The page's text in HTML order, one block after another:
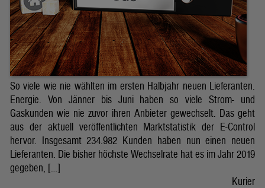
So viele wie nie wählten im ersten Halbjahr neuen Lieferanten.
Energie. Von Jänner bis Juni haben so viele Strom- und
Gaskunden wie nie zuvor ihren Anbieter gewechselt. Das geht
aus der aktuell veröffentlichten Marktstatistik der E-Control
hervor. Insgesamt 234.982 Kunden haben nun einen neuen
Lieferanten. Die bisher höchste Wechselrate hat es im Jahr 2019
gegeben, […]
Kurier